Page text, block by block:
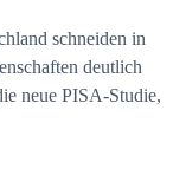
schneiden in
deutlich
neue PISA-Studie,